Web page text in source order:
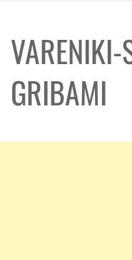
GRIBAMI